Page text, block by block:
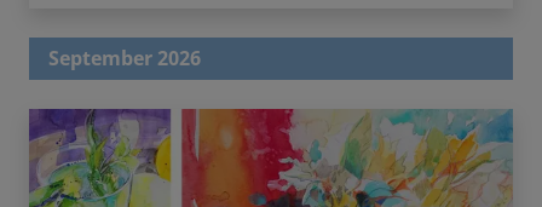
September 2026